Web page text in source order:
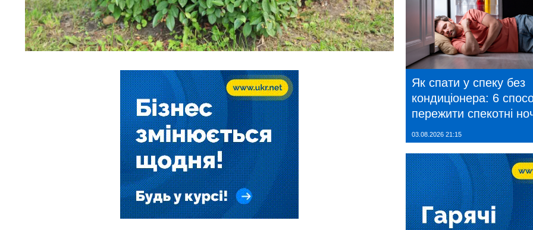
Як спати у спеку без
кондиціонера: 6
пережити спекотні
03.08.2026 21:15